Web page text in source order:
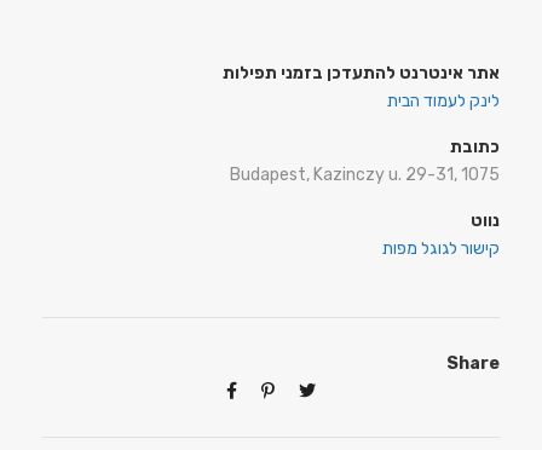
אתר אינטרנט להתעדכן בזמני תפילות
לינק לעמוד הבית
כתובת
Budapest, Kazinczy u. 29-31, 1075
נווט
קישור לגוגל מפות
Share